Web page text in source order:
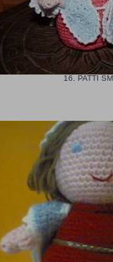
16. PATTI